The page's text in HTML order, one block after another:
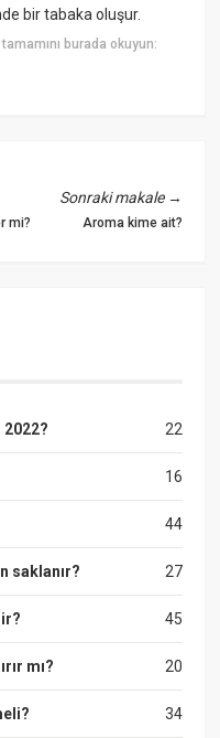
bir tabaka oluşur.
tamamını burada okuyun:
mi?
Sonraki makale→
Aroma kime ait?
22
2022?
16
44
27
saklanır?
45
20
mı?
34